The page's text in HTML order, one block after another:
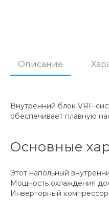
Описание
Внутренний блок VRF-
обеспечивает плавную
Основные
Этот напольный
Мощность охлаждения
Инверторный